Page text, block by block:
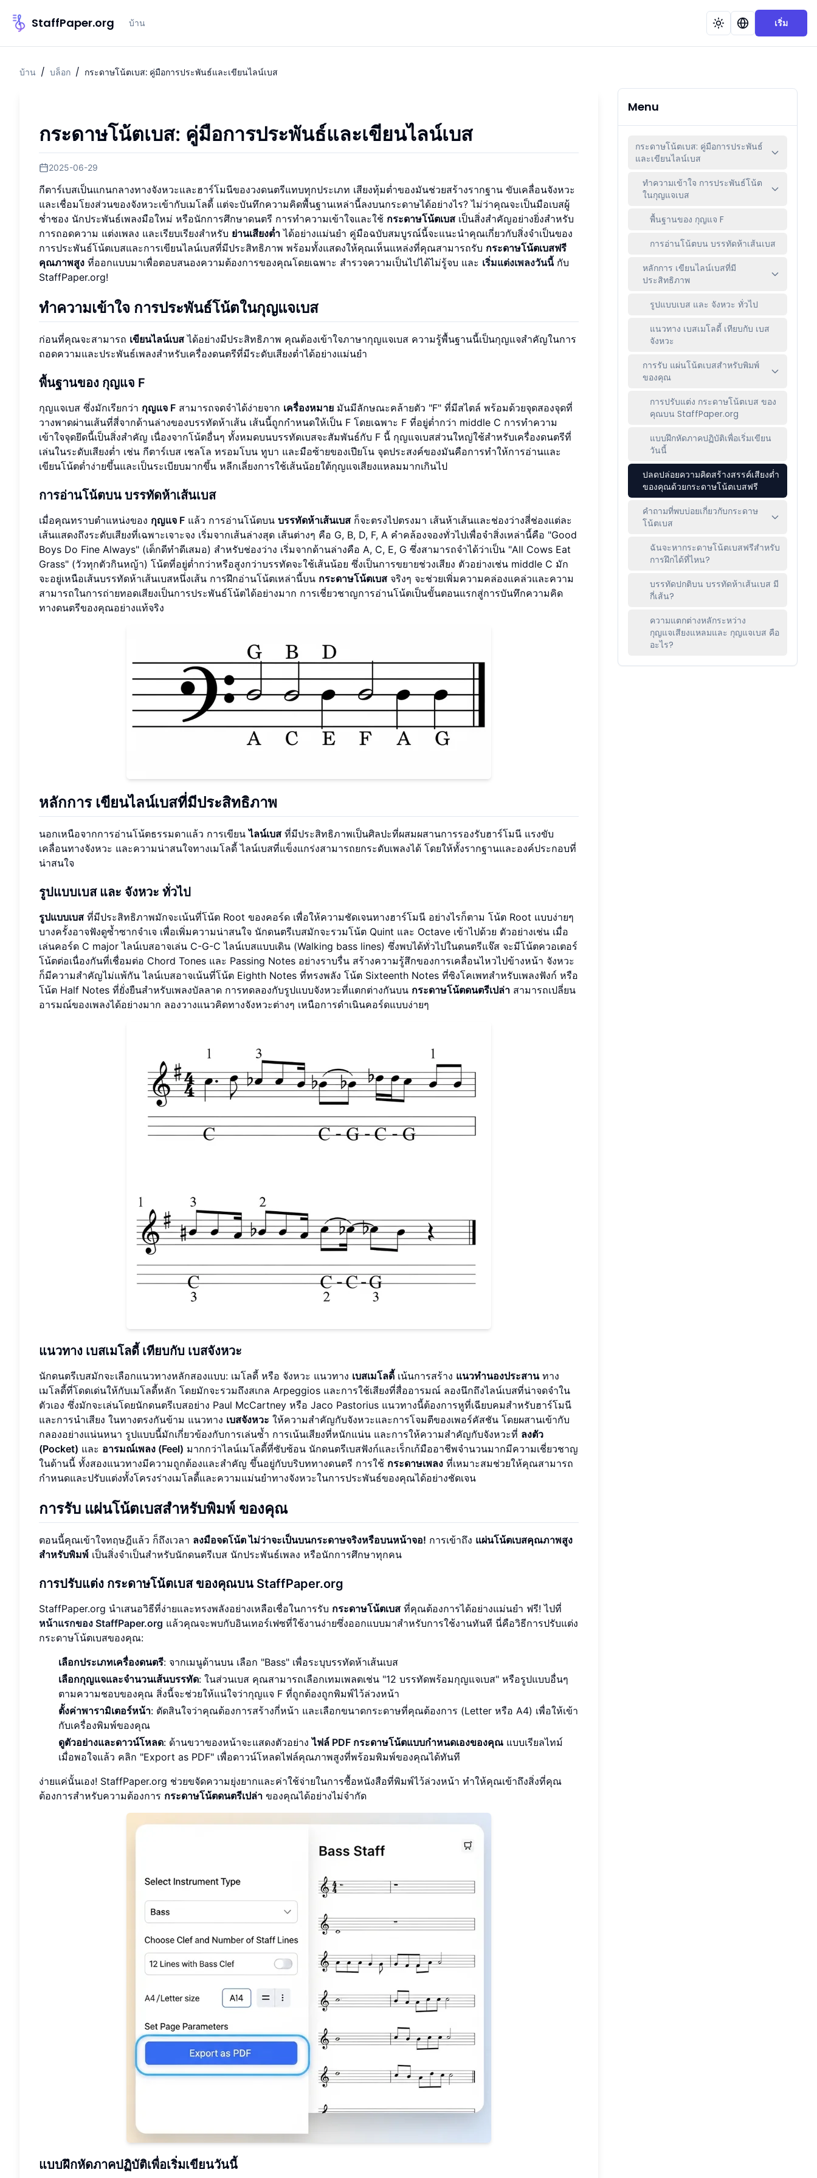
StaffPaper.org บ้าน เริ่ม
บ้าน / บล็อก / กระดาษโน้ตเบส: คู่มือการประพันธ์และเขียนไลน์เบส
กระดาษโน้ตเบส: คู่มือการประพันธ์และเขียนไลน์เบส
2025-06-29
กีตาร์เบสเป็นแกนกลางทางจังหวะและฮาร์โมนีของวงดนตรีแทบทุกประเภท เสียงทุ้มต่ำของมันช่วยสร้างรากฐาน ขับเคลื่อนจังหวะ
และเชื่อมโยงส่วนของจังหวะเข้ากับเมโลดี้ แต่จะบันทึกความคิดพื้นฐานเหล่านี้ลงบนกระดาษได้อย่างไร? ไม่ว่าคุณจะเป็นมือเบสผู้
ช่ำชอง นักประพันธ์เพลงมือใหม่ หรือนักการศึกษาดนตรี การทำความเข้าใจและใช้ กระดาษโน้ตเบส เป็นสิ่งสำคัญอย่างยิ่งสำหรับ
การถอดความ แต่งเพลง และเรียบเรียงสำหรับ ย่านเสียงต่ำ ได้อย่างแม่นยำ คู่มือฉบับสมบูรณ์นี้จะแนะนำคุณเกี่ยวกับสิ่งจำเป็นของ
การประพันธ์โน้ตเบสและการเขียนไลน์เบสที่มีประสิทธิภาพ พร้อมทั้งแสดงให้คุณเห็นแหล่งที่คุณสามารถรับ กระดาษโน้ตเบสฟรี
คุณภาพสูง ที่ออกแบบมาเพื่อตอบสนองความต้องการของคุณโดยเฉพาะ สำรวจความเป็นไปได้ไม่รู้จบ และ เริ่มแต่งเพลงวันนี้กับ
StaffPaper.org!
ทำความเข้าใจ การประพันธ์โน้ตในกุญแจเบส
ก่อนที่คุณจะสามารถ เขียนไลน์เบส ได้อย่างมีประสิทธิภาพ คุณต้องเข้าใจภาษากุญแจเบส ความรู้พื้นฐานนี้เป็นกุญแจสำคัญในการ
ถอดความและประพันธ์เพลงสำหรับเครื่องดนตรีที่มีระดับเสียงต่ำได้อย่างแม่นยำ
พื้นฐานของ กุญแจ F
กุญแจเบส ซึ่งมักเรียกว่า กุญแจ F สามารถจดจำได้ง่ายจาก เครื่องหมาย มันมีลักษณะคล้ายตัว "F" ที่มีสไตล์ พร้อมด้วยจุดสองจุดที่
วางพาดผ่านเส้นที่สี่จากด้านล่างของบรรทัดห้าเส้น เส้นนี้ถูกกำหนดให้เป็น F โดยเฉพาะ F ที่อยู่ต่ำกว่า middle C การทำความ
เข้าใจจุดยึดนี้เป็นสิ่งสำคัญ เนื่องจากโน้ตอื่นๆ ทั้งหมดบนบรรทัดเบสจะสัมพันธ์กับ F นี้ กุญแจเบสส่วนใหญ่ใช้สำหรับเครื่องดนตรีที่
เล่นในระดับเสียงต่ำ เช่น กีตาร์เบส เชลโล ทรอมโบน ทูบา และมือซ้ายของเปียโน จุดประสงค์ของมันคือการทำให้การอ่านและ
เขียนโน้ตต่ำง่ายขึ้นและเป็นระเบียบมากขึ้น หลีกเลี่ยงการใช้เส้นน้อยใต้กุญแจเสียงแหลมมากเกินไป
การอ่านโน้ตบน บรรทัดห้าเส้นเบส
เมื่อคุณทราบตำแหน่งของ กุญแจ F แล้ว การอ่านโน้ตบน บรรทัดห้าเส้นเบส ก็จะตรงไปตรงมา เส้นห้าเส้นและช่องว่างสี่ช่องแต่ละ
เส้นแสดงถึงระดับเสียงที่เฉพาะเจาะจง เริ่มจากเส้นล่างสุด เส้นต่างๆ คือ G, B, D, F, A คำคล้องจองทั่วไปเพื่อจำสิ่งเหล่านี้คือ "Good
Boys Do Fine Always" (เด็กดีทำดีเสมอ) สำหรับช่องว่าง เริ่มจากด้านล่างคือ A, C, E, G ซึ่งสามารถจำได้ว่าเป็น "All Cows Eat
Grass" (วัวทุกตัวกินหญ้า) โน้ตที่อยู่ต่ำกว่าหรือสูงกว่าบรรทัดจะใช้เส้นน้อย ซึ่งเป็นการขยายช่วงเสียง ตัวอย่างเช่น middle C มัก
จะอยู่เหนือเส้นบรรทัดห้าเส้นเบสหนึ่งเส้น การฝึกอ่านโน้ตเหล่านี้บน กระดาษโน้ตเบส จริงๆ จะช่วยเพิ่มความคล่องแคล่วและความ
สามารถในการถ่ายทอดเสียงเป็นการประพันธ์โน้ตได้อย่างมาก การเชี่ยวชาญการอ่านโน้ตเป็นขั้นตอนแรกสู่การบันทึกความคิด
ทางดนตรีของคุณอย่างแท้จริง
หลักการ เขียนไลน์เบสที่มีประสิทธิภาพ
นอกเหนือจากการอ่านโน้ตธรรมดาแล้ว การเขียนไลน์เบส ที่มีประสิทธิภาพเป็นศิลปะที่ผสมผสานการรองรับฮาร์โมนี แรงขับ
เคลื่อนทางจังหวะ และความน่าสนใจทางเมโลดี้ ไลน์เบสที่แข็งแกร่งสามารถยกระดับเพลงได้ โดยให้ทั้งรากฐานและองค์ประกอบที่
น่าสนใจ
รูปแบบเบสและ จังหวะ ทั่วไป
รูปแบบเบส ที่มีประสิทธิภาพมักจะเน้นที่โน้ต Root ของคอร์ด เพื่อให้ความชัดเจนทางฮาร์โมนี อย่างไรก็ตาม โน้ต Root แบบง่ายๆ
บางครั้งอาจฟังดูซ้ำซากจำเจ เพื่อเพิ่มความน่าสนใจ นักดนตรีเบสมักจะรวมโน้ต Quint และ Octave เข้าไปด้วย ตัวอย่างเช่น เมื่อ
เล่นคอร์ด C major ไลน์เบสอาจเล่น C-G-C ไลน์เบสแบบเดิน (Walking bass lines) ซึ่งพบได้ทั่วไปในดนตรีแจ๊ส จะมีโน้ตควอเตอร์
โน้ตต่อเนื่องกันที่เชื่อมต่อ Chord Tones และ Passing Notes อย่างราบรื่น สร้างความรู้สึกของการเคลื่อนไหวไปข้างหน้า จังหวะ
ก็มีความสำคัญไม่แพ้กัน ไลน์เบสอาจเน้นที่โน้ต Eighth Notes ที่ทรงพลัง โน้ต Sixteenth Notes ที่ซิงโคเพทสำหรับเพลงฟังก์ หรือ
โน้ต Half Notes ที่ยั่งยืนสำหรับเพลงบัลลาด การทดลองกับรูปแบบจังหวะที่แตกต่างกันบน กระดาษโน้ตดนตรีเปล่า สามารถเปลี่ยน
อารมณ์ของเพลงได้อย่างมาก ลองวางแนวคิดทางจังหวะต่างๆ เหนือการดำเนินคอร์ดแบบง่ายๆ
แนวทาง เบสเมโลดี้ เทียบกับ เบสจังหวะ
นักดนตรีเบสมักจะเลือกแนวทางหลักสองแบบ: เมโลดี้ หรือ จังหวะ แนวทาง เบสเมโลดี้ เน้นการสร้าง แนวทำนองประสานทาง
เมโลดี้ที่โดดเด่นให้กับเมโลดี้หลัก โดยมักจะรวมถึงสเกล Arpeggios และการใช้เสียงที่สื่ออารมณ์ ลองนึกถึงไลน์เบสที่น่าจดจำใน
ตัวเอง ซึ่งมักจะเล่นโดยนักดนตรีเบสอย่าง Paul McCartney หรือ Jaco Pastorius แนวทางนี้ต้องการหูที่เฉียบคมสำหรับฮาร์โมนี
และการนำเสียง ในทางตรงกันข้าม แนวทาง เบสจังหวะ ให้ความสำคัญกับจังหวะและการโจมตีของเพอร์คัสชัน โดยผสานเข้ากับ
กลองอย่างแน่นหนา รูปแบบนี้มักเกี่ยวข้องกับการเล่นซ้ำ การเน้นเสียงที่หนักแน่น และการให้ความสำคัญกับจังหวะที่ ลงตัว
(Pocket) และ อารมณ์เพลง (Feel) มากกว่าไลน์เมโลดี้ที่ซับซ้อน นักดนตรีเบสฟังก์และเร็กเก้มืออาชีพจำนวนมากมีความเชี่ยวชาญ
ในด้านนี้ ทั้งสองแนวทางมีความถูกต้องและสำคัญ ขึ้นอยู่กับบริบททางดนตรี การใช้ กระดาษเพลง ที่เหมาะสมช่วยให้คุณสามารถ
กำหนดและปรับแต่งทั้งโครงร่างเมโลดี้และความแม่นยำทางจังหวะในการประพันธ์ของคุณได้อย่างชัดเจน
การรับ แผ่นโน้ตเบสสำหรับพิมพ์ ของคุณ
ตอนนี้คุณเข้าใจทฤษฎีแล้ว ก็ถึงเวลา ลงมือจดโน้ต ไม่ว่าจะเป็นบนกระดาษจริงหรือบนหน้าจอ! การเข้าถึง แผ่นโน้ตเบสคุณภาพสูง
สำหรับพิมพ์ เป็นสิ่งจำเป็นสำหรับนักดนตรีเบส นักประพันธ์เพลง หรือนักการศึกษาทุกคน
การปรับแต่ง กระดาษโน้ตเบสของคุณบน StaffPaper.org
StaffPaper.org นำเสนอวิธีที่ง่ายและทรงพลังอย่างเหลือเชื่อในการรับ กระดาษโน้ตเบส ที่คุณต้องการได้อย่างแม่นยำ ฟรี! ไปที่
หน้าแรกของ StaffPaper.org แล้วคุณจะพบกับอินเทอร์เฟซที่ใช้งานง่ายซึ่งออกแบบมาสำหรับการใช้งานทันที นี่คือวิธีการปรับแต่ง
กระดาษโน้ตเบสของคุณ:
เลือกประเภทเครื่องดนตรี: จากเมนูด้านบน เลือก "Bass" เพื่อระบุบรรทัดห้าเส้นเบส
เลือกกุญแจและจำนวนเส้นบรรทัด: ในส่วนเบส คุณสามารถเลือกเทมเพลตเช่น "12 บรรทัดพร้อมกุญแจเบส" หรือรูปแบบอื่นๆ
ตามความชอบของคุณ สิ่งนี้จะช่วยให้แน่ใจว่ากุญแจ F ที่ถูกต้องถูกพิมพ์ไว้ล่วงหน้า
ตั้งค่าพารามิเตอร์หน้า: ตัดสินใจว่าคุณต้องการสร้างกี่หน้า และเลือกขนาดกระดาษที่คุณต้องการ (Letter หรือ A4) เพื่อให้เข้า
กับเครื่องพิมพ์ของคุณ
ดูตัวอย่างและดาวน์โหลด: ด้านขวาของหน้าจะแสดงตัวอย่างไฟล์ PDF กระดาษโน้ตแบบกำหนดเองของคุณ แบบเรียลไทม์
เมื่อพอใจแล้ว คลิก "Export as PDF" เพื่อดาวน์โหลดไฟล์คุณภาพสูงที่พร้อมพิมพ์ของคุณได้ทันที
ง่ายแค่นั้นเอง! StaffPaper.org ช่วยขจัดความยุ่งยากและค่าใช้จ่ายในการซื้อหนังสือที่พิมพ์ไว้ล่วงหน้า ทำให้คุณเข้าถึงสิ่งที่คุณ
ต้องการสำหรับความต้องการ กระดาษโน้ตดนตรีเปล่า ของคุณได้อย่างไม่จำกัด
แบบฝึกหัดภาคปฏิบัติเพื่อเริ่มเขียนวันนี้
Menu
กระดาษโน้ตเบส: คู่มือการประพันธ์
และเขียนไลน์เบส
ทำความเข้าใจ การประพันธ์โน้ต
ในกุญแจเบส
พื้นฐานของ กุญแจ F
การอ่านโน้ตบน บรรทัดห้าเส้นเบส
หลักการ เขียนไลน์เบสที่มี
ประสิทธิภาพ
รูปแบบเบส และ จังหวะ ทั่วไป
แนวทาง เบสเมโลดี้ เทียบกับ เบส
จังหวะ
การรับ แผ่นโน้ตเบสสำหรับพิมพ์
ของคุณ
การปรับแต่ง กระดาษโน้ตเบส ของ
คุณบน StaffPaper.org
แบบฝึกหัดภาคปฏิบัติเพื่อเริ่มเขียน
วันนี้
ปลดปล่อยความคิดสร้างสรรค์เสียงต่ำ
ของคุณด้วยกระดาษโน้ตเบสฟรี
คำถามที่พบบ่อยเกี่ยวกับกระดาษ
โน้ตเบส
ฉันจะหากระดาษโน้ตเบสฟรีสำหรับ
การฝึกได้ที่ไหน?
บรรทัดปกติบน บรรทัดห้าเส้นเบส มี
กี่เส้น?
ความแตกต่างหลักระหว่าง
กุญแจเสียงแหลมและ กุญแจเบส คือ
อะไร?